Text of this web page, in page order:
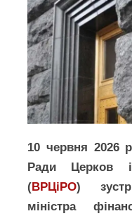
10 червня 2026
Ради Церков і
(ВРЦіРО)
міністра